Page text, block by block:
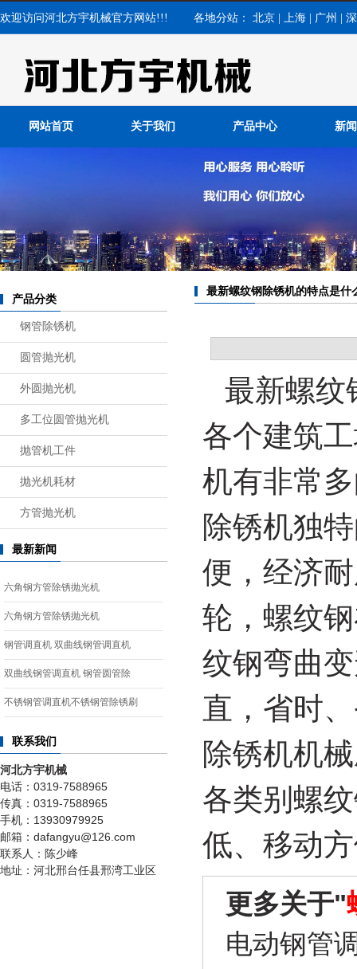
欢迎访问河北方宇机械官方网站!!! 各地分站： 北京 上海 广州
网站首页 关于我们 产品中心 新
产品分类
钢管除锈机
圆管抛光机
外圆抛光机
多工位圆管抛光机
抛管机工件
抛光机耗材
方管抛光机
最新新闻
六角钢方管除锈抛光机
六角钢方管除锈抛光机
钢管调直机 双曲线钢管调直机
双曲线钢管调直机 钢管圆管除
不锈钢管调直机不锈钢管除锈刷
联系我们
河北方宇机械
电话：0319-7588965
传真：0319-7588965
手机：13930979925
邮箱：dafangyu@126.com
联系人：陈少峰
地址：河北邢台任县邢湾工业区
最新螺纹钢除锈机的特点是什
最新螺纹
各个建筑
机有非常
除锈机独
便，经济
轮，螺纹
纹钢弯曲
直，省时
除锈机机
各类别螺
低、移动
更多关于"
电动钢管